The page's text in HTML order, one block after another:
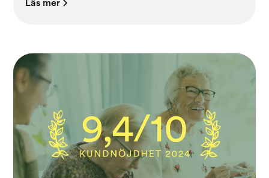
Läs mer